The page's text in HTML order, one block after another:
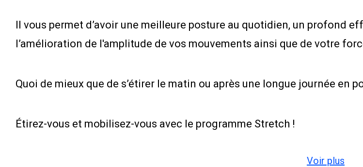
Il vous permet d’avoir une meilleure posture au quotidien, un profond
l’amélioration de l'amplitude de vos mouvements ainsi que de votre
Quoi de mieux que de s’étirer le matin ou après une longue journée en
Étirez-vous et mobilisez-vous avec le programme Stretch !
Voir plus